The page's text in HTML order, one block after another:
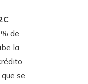
de
la
se